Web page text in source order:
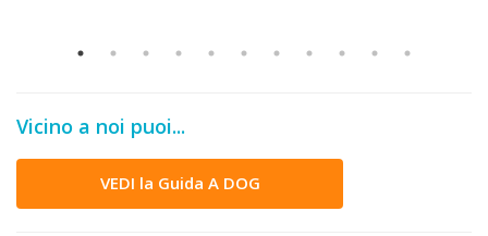
Vicino a noi puoi...
VEDI la Guida A DOG